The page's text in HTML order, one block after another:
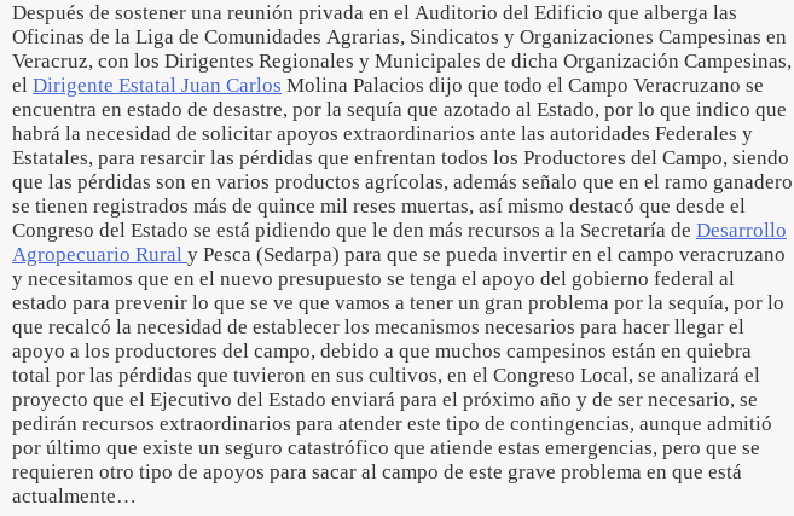
Después de sostener una reunión privada en el Auditorio del Edificio que alberga las
Oficinas de la Liga de Comunidades Agrarias, Sindicatos y Organizaciones Campesinas en
Veracruz, con los Dirigentes Regionales y Municipales de dicha Organización Campesinas,
el Dirigente Estatal Juan Carlos Molina Palacios dijo que todo el Campo Veracruzano se
encuentra en estado de desastre, por la sequía que azotado al Estado, por lo que indico que
habrá la necesidad de solicitar apoyos extraordinarios ante las autoridades Federales y
Estatales, para resarcir las pérdidas que enfrentan todos los Productores del Campo, siendo
que las pérdidas son en varios productos agrícolas, además señalo que en el ramo ganadero
se tienen registrados más de quince mil reses muertas, así mismo destacó que desde el
Congreso del Estado se está pidiendo que le den más recursos a la Secretaría de Desarrollo
Agropecuario Rural y Pesca (Sedarpa) para que se pueda invertir en el campo veracruzano
y necesitamos que en el nuevo presupuesto se tenga el apoyo del gobierno federal al
estado para prevenir lo que se ve que vamos a tener un gran problema por la sequía, por lo
que recalcó la necesidad de establecer los mecanismos necesarios para hacer llegar el
apoyo a los productores del campo, debido a que muchos campesinos están en quiebra
total por las pérdidas que tuvieron en sus cultivos, en el Congreso Local, se analizará el
proyecto que el Ejecutivo del Estado enviará para el próximo año y de ser necesario, se
pedirán recursos extraordinarios para atender este tipo de contingencias, aunque admitió
por último que existe un seguro catastrófico que atiende estas emergencias, pero que se
requieren otro tipo de apoyos para sacar al campo de este grave problema en que está
actualmente…